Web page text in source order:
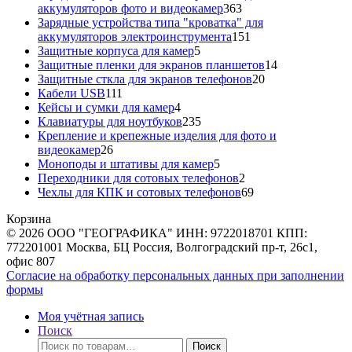
аккумуляторов фото и видеокамер363363
товара
Зарядные устройства типа "кроватка" для
аккумуляторов электроинструмента151
Защитные корпуса для камер55
товаров
Защитные пленки для экранов планшетов1414
Защитные сткла для экранов телефонов2020
Кабели USB111
товаров
Кейсы и сумки для камер44
товара
Клавиатуры для ноутбуков235235
товаров
Крепление и крепежные изделия для фото и
видеокамер2626
товаров
Моноподы и штативы для камер55
товаров
Переходники для сотовых телефонов2
товара
Чехлы для КПК и сотовых телефонов6969
Корзина
© 2026 ООО "ГЕОГРАФИКА" ИНН: 9722018701 КПП:
772201001 Москва, БЦ Россия, Волгоградский пр-т, 26с1,
офис 807
Согласие на обработку персональных данных при заполнении
формы
Моя учётная запись
Поиск
Искать:
Поиск